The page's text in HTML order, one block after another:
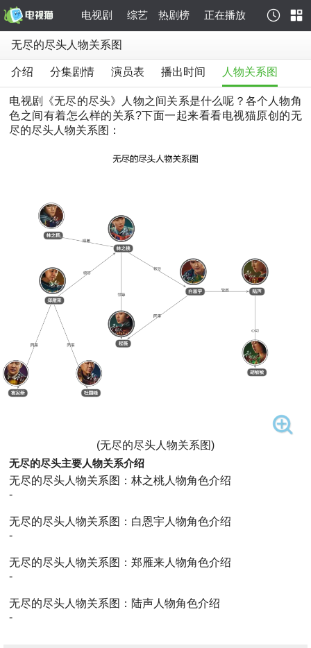
电视剧 综艺 热剧榜 正在播放
无尽的尽头人物关系图
介绍 分集剧情 演员表 播出时间 人物关系图
电视剧《无尽的尽头》人物之间关系是什么呢？各个人物角
色之间有着怎么样的关系?下面一起来看看电视猫原创的无
尽的尽头人物关系图：
(无尽的尽头人物关系图)
无尽的尽头主要人物关系介绍
无尽的尽头人物关系图：林之桃人物角色介绍
-
无尽的尽头人物关系图：白恩宇人物角色介绍
-
无尽的尽头人物关系图：郑雁来人物角色介绍
-
无尽的尽头人物关系图：陆声人物角色介绍
-